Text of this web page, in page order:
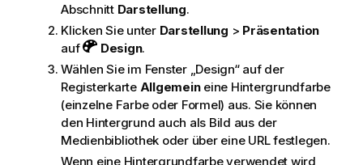
Abschnitt Darstellung.
Klicken Sie unter Darstellung > Präsentation
auf
Design.
Wählen Sie im Fenster „Design“ auf der
Registerkarte Allgemeineine Hintergrundfarbe
(einzelne Farbe oder Formel) aus. Sie können
den Hintergrund auch als Bild aus der
Medienbibliothek oder über eine URL festlegen.
Wenn eine Hintergrundfarbe verwendet wird,